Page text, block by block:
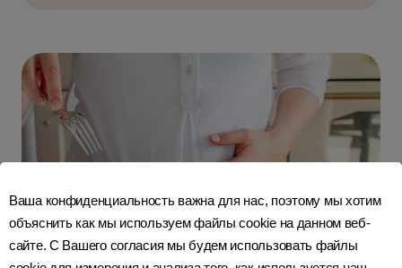
Ваша конфиденциальность важна для нас, поэтому мы хотим
объяснить как мы используем файлы cookie на данном веб-
сайте. С Вашего согласия мы будем использовать файлы